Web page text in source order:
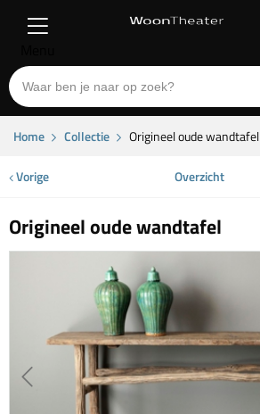
Home Collectie Origineel oude wandtafel
Vorige Overzicht
Origineel oude wandtafel